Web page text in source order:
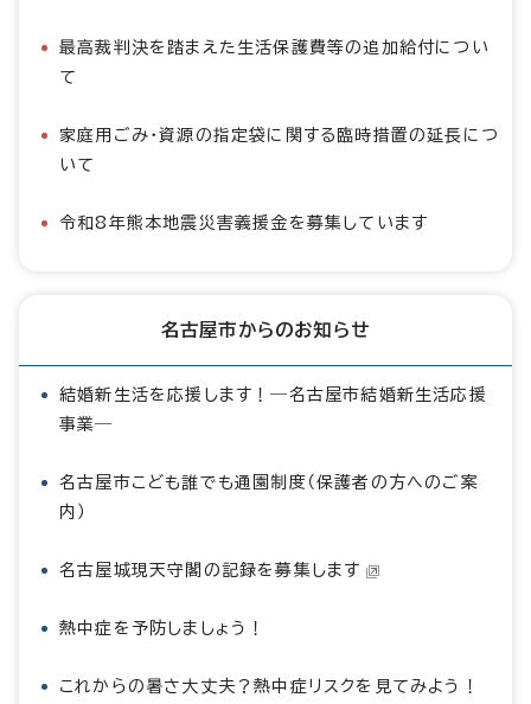
最高裁判決を踏まえた生活保護費等の追加給付につい
て
家庭用ごみ・資源の指定袋に関する臨時措置の延長につ
いて
令和8年熊本地震災害義援金を募集しています
名古屋市からのお知らせ
結婚新生活を応援します！―名古屋市結婚新生活応援
事業―
名古屋市こども誰でも通園制度（保護者の方へのご案
内）
名古屋城現天守閣の記録を募集します
熱中症を予防しましょう！
これからの暑さ大丈夫？熱中症リスクを見てみよう！